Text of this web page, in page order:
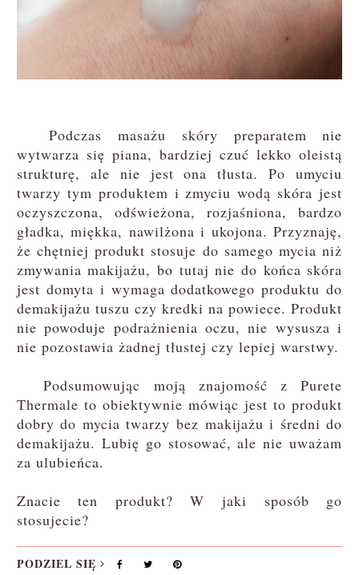
Podczas masażu skóry preparatem nie
wytwarza się piana, bardziej czuć lekko oleistą
strukturę, ale nie jest ona tłusta. Po umyciu
twarzy tym produktem i zmyciu wodą skóra jest
oczyszczona, odświeżona, rozjaśniona, bardzo
gładka, miękka, nawilżona i ukojona. Przyznaję,
że chętniej produkt stosuje do samego mycia niż
zmywania makijażu, bo tutaj nie do końca skóra
jest domyta i wymaga dodatkowego produktu do
demakijażu tuszu czy kredki na powiece. Produkt
nie powoduje podrażnienia oczu, nie wysusza i
nie pozostawia żadnej tłustej czy lepiej warstwy.
Podsumowując moją znajomość z Purete
Thermale to obiektywnie mówiąc jest to produkt
dobry do mycia twarzy bez makijażu i średni do
demakijażu. Lubię go stosować, ale nie uważam
za ulubieńca.
Znacie ten produkt? W jaki sposób go
stosujecie?
PODZIEL SIĘ